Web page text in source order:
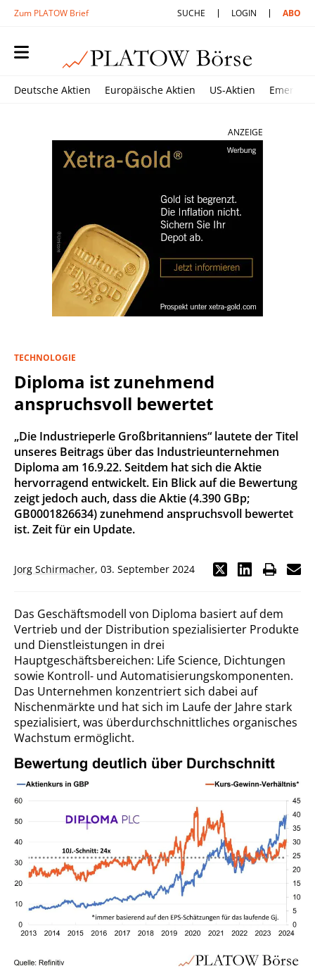
Zum PLATOW Brief SUCHE LOGIN ABO
Deutsche Aktien Europäische Aktien US-Aktien
ANZEIGE
TECHNOLOGIE
Diploma ist zunehmend
anspruchsvoll bewertet
„Die Industrieperle Großbritanniens“ lautete der Titel
unseres Beitrags über das Industrieunternehmen
Diploma am 16.9.22. Seitdem hat sich die Aktie
hervorragend entwickelt. Ein Blick auf die Bewertung
zeigt jedoch auch, dass die Aktie (4.390 GBp;
GB0001826634) zunehmend anspruchsvoll bewertet
ist. Zeit für ein Update.
Jorg Schirmacher, 03. September 2024
Das Geschäftsmodell von Diploma basiert auf dem
Vertrieb und der Distribution spezialisierter Produkte
und Dienstleistungen in drei
Hauptgeschäftsbereichen: Life Science, Dichtungen
sowie Kontroll- und Automatisierungskomponenten.
Das Unternehmen konzentriert sich dabei auf
Nischenmärkte und hat sich im Laufe der Jahre stark
spezialisiert, was überdurchschnittliches organisches
Wachstum ermöglicht.